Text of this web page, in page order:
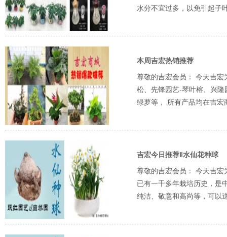
水分不宜过多，以免引起子
本周吉宏热销推荐
尊敬的吉宏会员： 今天吉
松、先锋园艺-琴叶榕、兴
绿萝等， 所有产品均在吉
吉宏今日推荐‖水仙花种球
尊敬的吉宏会员： 今天吉
已有一千多年栽培历史，是
纯洁、敬意和高尚等，可以